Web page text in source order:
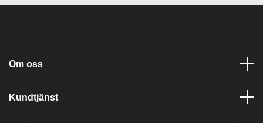
Om oss
Kundtjänst